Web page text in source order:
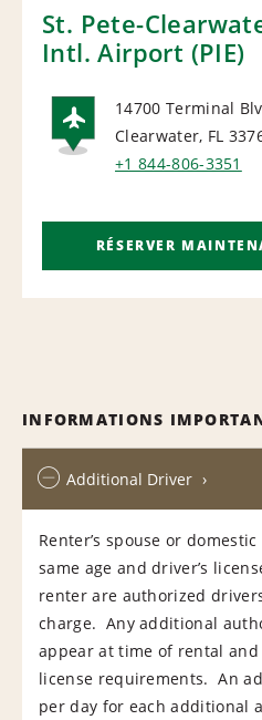
St. Pete-
Intl. Airport (PIE)
14700 Terminal
Clearwater, FL
+1 844-806-3351
RÉSERVER
INFORMATIONS
Additional Driver
Renter’s spouse or
same age and driver’s
renter are authorized
charge. Any additional
appear at time of rental and
license requirements. An
per day for each additional